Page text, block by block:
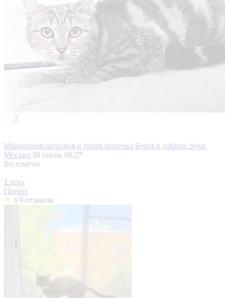
7
Мраморная ласковая и тихая кошечка Берта в добрые руки
Москва 30 июля, 09:27
Бесплатно
Елена
Приют
3 9 отзывов